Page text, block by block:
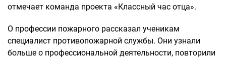
отмечает команда проекта «Классный час отца».
О профессии пожарного рассказал ученикам
специалист противопожарной службы. Они узнали
больше о профессиональной деятельности, повторили